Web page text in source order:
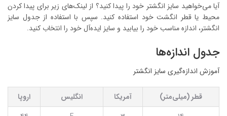
آیا می‌خواهید سایز انگشتر خود را پیدا کنید؟ از لینک‌های زیر برای پیدا کردن
محیط یا قطر انگشت خود استفاده کنید. سپس با استفاده از جدول سایز
انگشتر، اندازه مناسب خود را بیابید و سایز ایده‌آل خود را انتخاب کنید.
جدول اندازه‌ها
آموزش اندازه‌گیری سایز انگشتر
قطر (میلی‌متر) آمریکا انگلیس
اروپا